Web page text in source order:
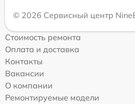
© 2026 Сервисный центр
Стоимость ремонта
Оплата и доставка
Контакты
Вакансии
О компании
Ремонтируемые модели